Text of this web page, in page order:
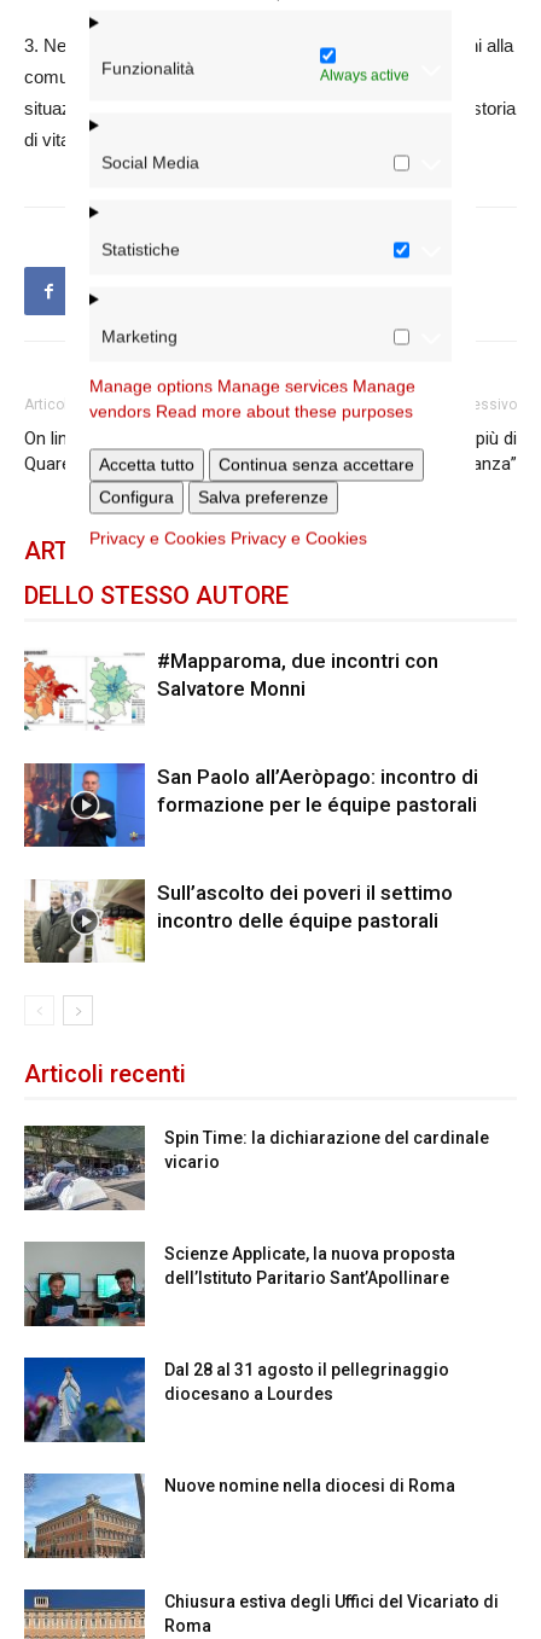
Funzionalità Always active
Social Media
Statistiche
Marketing
Manage options Manage services Manage
vendors Read more about these purposes
Accetta tutto
Continua senza accettare
Configura
Salva preferenze
Privacy e Cookies Privacy e Cookies
3. Nella messa/e domenicale comunicheremo le riflessioni alla
comunità parrocchiale, proponendo la preghiera per le
situazioni incontrate: preghiere dei fedeli, racconto di una storia
di vita dopo la comunione…
Articolo precedente
On line il primo video per la
Quaresima: “Il deserto”
Articolo successivo
Al via il corso “Un di più di
vicinanza”
ARTICOLI CORRELATI
DELLO STESSO AUTORE
#Mapparoma, due incontri con
Salvatore Monni
San Paolo all’Aeròpago: incontro di
formazione per le équipe pastorali
Sull’ascolto dei poveri il settimo
incontro delle équipe pastorali
Articoli recenti
Spin Time: la dichiarazione del cardinale
vicario
Scienze Applicate, la nuova proposta
dell’Istituto Paritario Sant’Apollinare
Dal 28 al 31 agosto il pellegrinaggio
diocesano a Lourdes
Nuove nomine nella diocesi di Roma
Chiusura estiva degli Uffici del Vicariato di
Roma